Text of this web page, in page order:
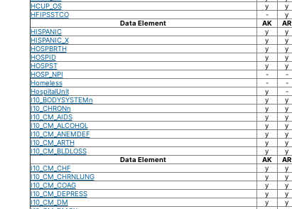
HCUP_OS
y y
HFIPSSTCO
- y
Data Element
AK AR
HISPANIC
y y
HISPANIC_X
y y
HOSPBRTH
y y
HOSPID
y y
HOSPST
y y
HOSP_NPI
- -
Homeless
- -
HospitalUnit
y -
I10_BODYSYSTEMn
y y
I10_CHRONn
y y
I10_CM_AIDS
y y
I10_CM_ALCOHOL
y y
I10_CM_ANEMDEF
y y
I10_CM_ARTH
y y
I10_CM_BLDLOSS
y y
Data Element
AK AR
I10_CM_CHF
y y
I10_CM_CHRNLUNG
y y
I10_CM_COAG
y y
I10_CM_DEPRESS
y y
I10_CM_DM
y y